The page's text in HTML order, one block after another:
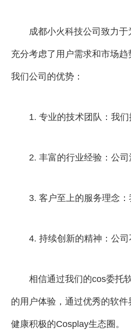
成都小火科技公司致力
充分考虑了用户需求和市场
我们公司的优势：
1. 专业的技术团队：我
2. 丰富的行业经验：公
3. 客户至上的服务理念
4. 持续创新的精神：公
相信通过我们的cos委托
的用户体验，通过优秀的软
健康积极的Cosplay生态圈。